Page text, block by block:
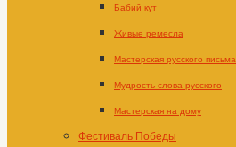
Бабий кут
Живые ремесла
Мастерская русского письма
Мудрость слова русского
Мастерская на дому
Фестиваль Победы